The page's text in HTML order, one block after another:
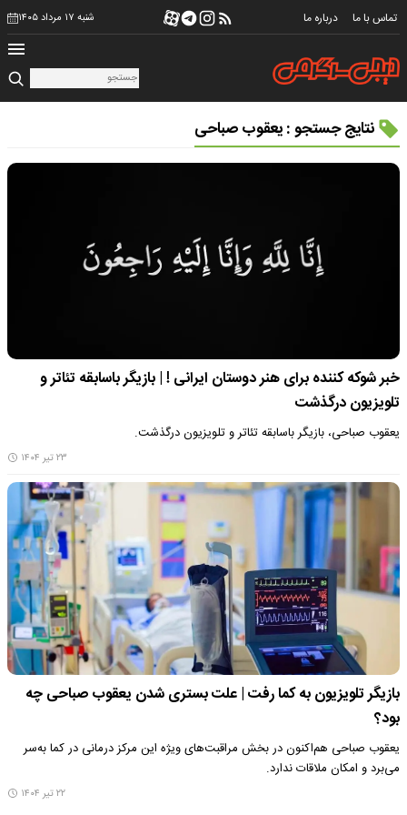
تماس با ما درباره ما شنبه ۱۷ مرداد ۱۴۰۵
نتایج جستجو : یعقوب صباحی
خبر شوکه کننده برای هنر دوستان ایرانی ! | بازیگر باسابقه تئاتر و
تلویزیون درگذشت
یعقوب صباحی، بازیگر باسابقه تئاتر و تلویزیون درگذشت.
۲۳ تیر ۱۴۰۴
بازیگر تلویزیون به کما رفت | علت بستری شدن یعقوب صباحی چه
بود؟
یعقوب صباحی هم‌اکنون در بخش مراقبت‌های ویژه این مرکز درمانی در کما به‌سر
می‌برد و امکان ملاقات ندارد.
۲۲ تیر ۱۴۰۴